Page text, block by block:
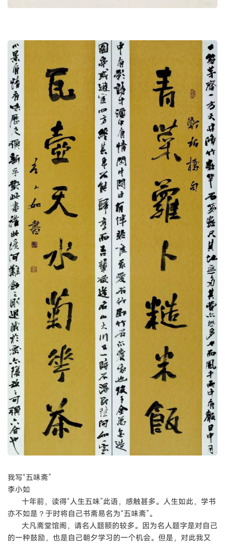
我写“五味斋”
李小如
十年前，读得“人生五味”此语，感触甚多。人生如此，学书
亦不如是？于时将自己书斋易名为“五味斋”。
大凡斋堂馆阁，请名人题额的较多。因为名人题字是对自己
的一种鼓励，也是自己朝夕学习的一个机会。但是，对此我又